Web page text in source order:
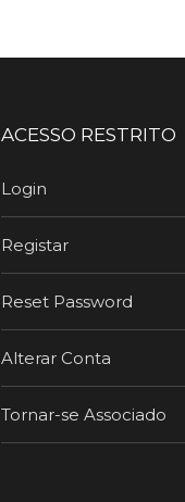
ACESSO RESTRITO
Login
Registar
Reset Password
Alterar Conta
Tornar-se Associado